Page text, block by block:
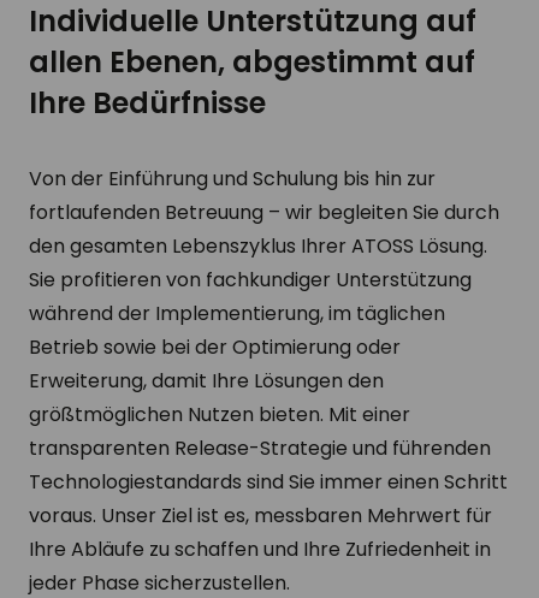
Individuelle Unterstützung auf
allen Ebenen, abgestimmt auf
Ihre Bedürfnisse
Von der Einführung und Schulung bis hin zur
fortlaufenden Betreuung – wir begleiten Sie durch
den gesamten Lebenszyklus Ihrer ATOSS Lösung.
Sie profitieren von fachkundiger Unterstützung
während der Implementierung, im täglichen
Betrieb sowie bei der Optimierung oder
Erweiterung, damit Ihre Lösungen den
größtmöglichen Nutzen bieten. Mit einer
transparenten Release-Strategie und führenden
Technologiestandards sind Sie immer einen Schritt
voraus. Unser Ziel ist es, messbaren Mehrwert für
Ihre Abläufe zu schaffen und Ihre Zufriedenheit in
jeder Phase sicherzustellen.